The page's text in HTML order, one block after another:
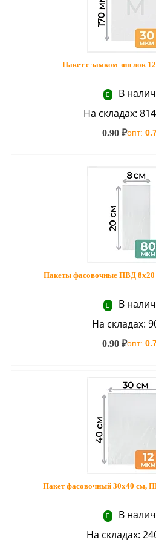
Пакет с замком зип лок
В
На складах:
0.90 ₽опт:
Пакеты фасовочные ПВД
В
На складах:
0.90 ₽опт:
Пакет фасовочный 30х40 см,
В
На складах: